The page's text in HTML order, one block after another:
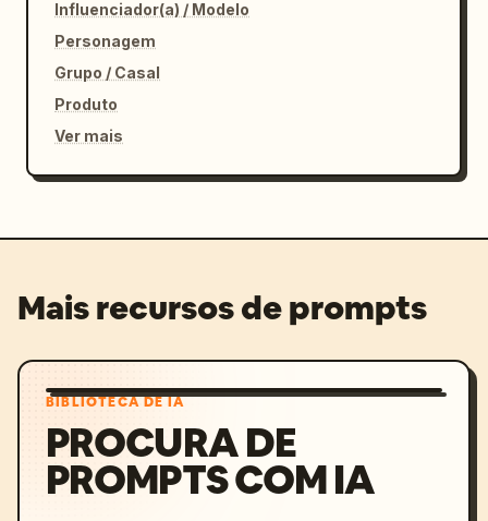
Influenciador(a) / Modelo
Personagem
Grupo / Casal
Produto
Ver mais
Mais recursos de prompts
BIBLIOTECA DE IA
PROCURA DE
PROMPTS COM IA